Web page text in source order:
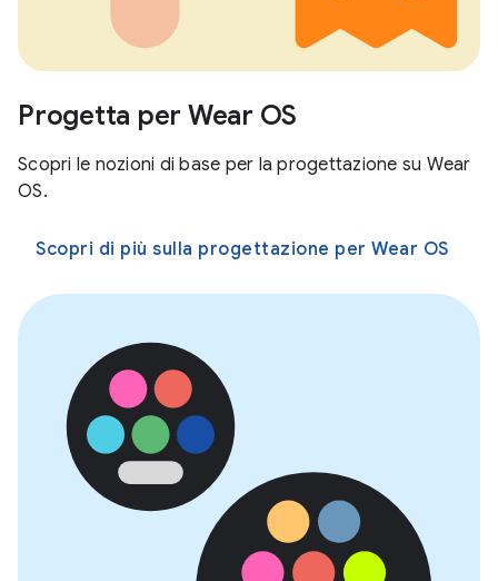
Progetta per Wear OS
Scopri le nozioni di base per la progettazione su Wear
OS.
Scopri di più sulla progettazione per Wear OS